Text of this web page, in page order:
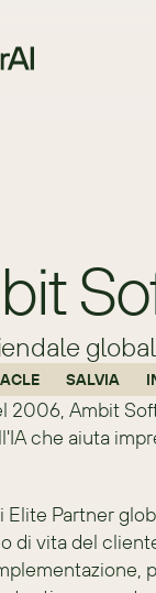
SALVIA
2006, Ambit
che aiuta
Elite Partner
di vita del